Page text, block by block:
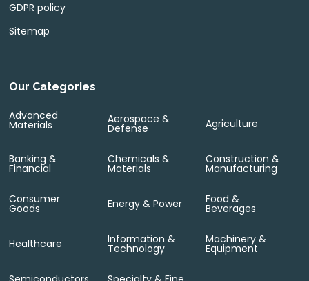
GDPR policy
Sitemap
Our Categories
Advanced
Materials Aerospace &
Defense Agriculture
Banking &
Financial
Chemicals &
Materials
Construction &
Manufacturing
Consumer
Goods Energy & Power Food &
Beverages
Healthcare Information &
Technology
Machinery &
Equipment